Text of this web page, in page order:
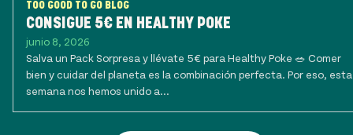
TOO GOOD TO GO BLOG
CONSIGUE 5€ EN HEALTHY POKE
junio 8, 2026
Salva un Pack Sorpresa y llévate 5€ para Healthy Poke 🥗 Comer
bien y cuidar del planeta es la combinación perfecta. Por eso, esta
semana nos hemos unido a...